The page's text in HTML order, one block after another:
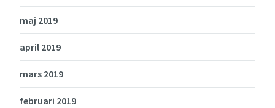
maj 2019
april 2019
mars 2019
februari 2019